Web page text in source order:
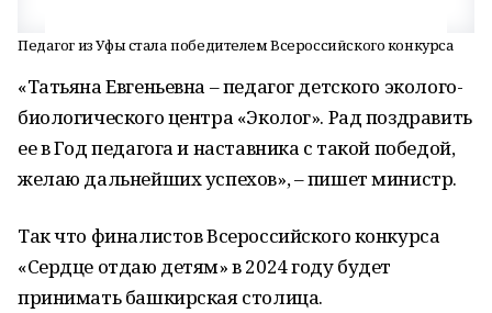
Педагог из Уфы стала победителем Всероссийского конкурса
«Татьяна Евгеньевна – педагог детского эколого-
биологического центра «Эколог». Рад поздравить
ее в Год педагога и наставника с такой победой,
желаю дальнейших успехов», – пишет министр.
Так что финалистов Всероссийского конкурса
«Сердце отдаю детям» в 2024 году будет
принимать башкирская столица.